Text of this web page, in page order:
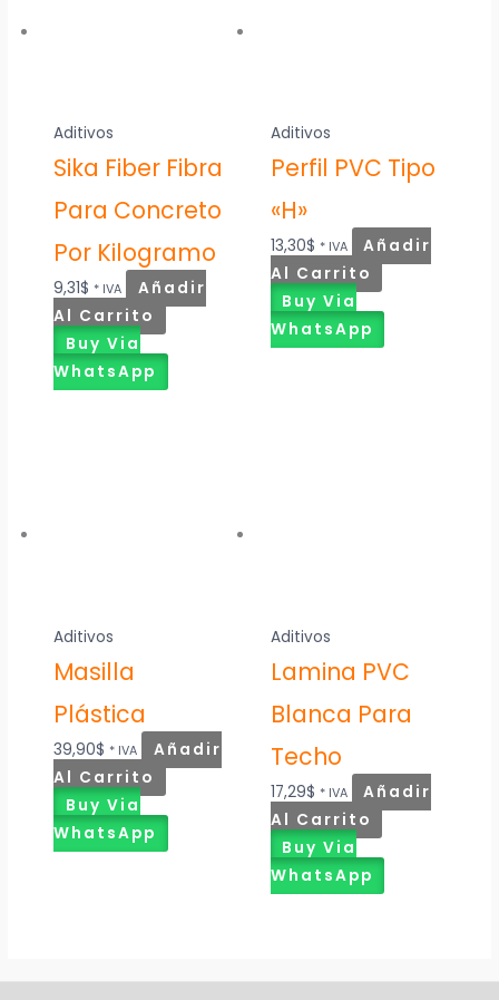
Aditivos
Sika Fiber Fibra
Para Concreto
Por Kilogramo
9,31$ * IVA
Añadir
Al Carrito
Buy Via
WhatsApp
Aditivos
Perfil PVC Tipo
«H»
13,30$ * IVA
Añadir
Al Carrito
Buy Via
WhatsApp
Aditivos
Masilla
Plástica
39,90$ * IVA
Añadir
Al Carrito
Buy Via
WhatsApp
Aditivos
Lamina PVC
Blanca Para
Techo
17,29$ * IVA
Añadir
Al Carrito
Buy Via
WhatsApp